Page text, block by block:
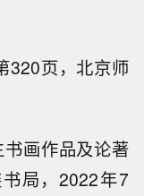
320页，北京师
画作品及论著
局，2022年7